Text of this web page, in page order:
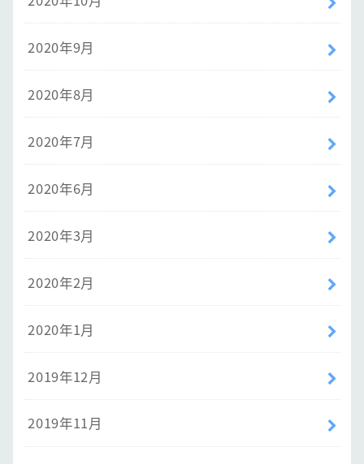
2020年9月
2020年8月
2020年7月
2020年6月
2020年3月
2020年2月
2020年1月
2019年12月
2019年11月